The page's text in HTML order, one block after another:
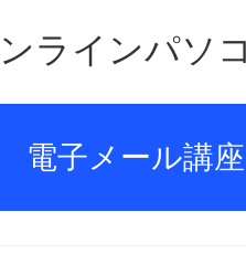
ラインパソ
電子メール講